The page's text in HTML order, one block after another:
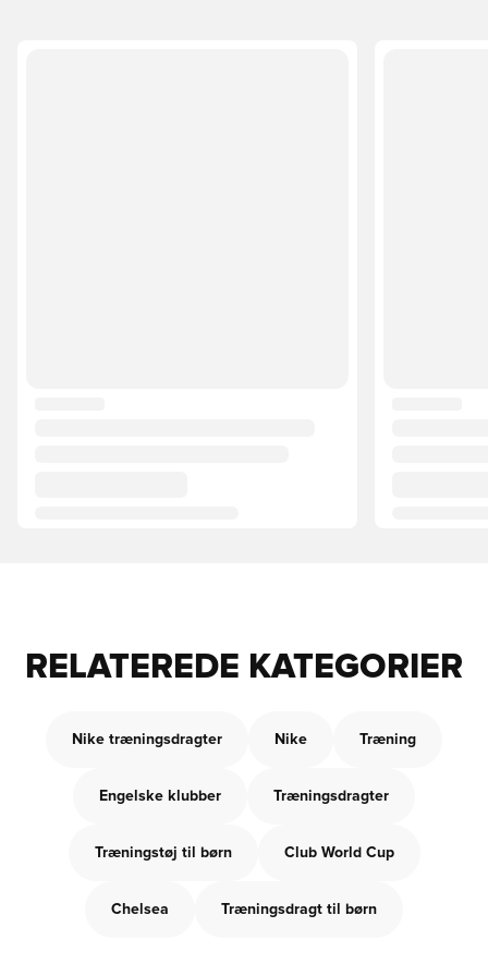
RELATEREDE KATEGORIER
Nike træningsdragter Nike Træning
Engelske klubber Træningsdragter
Træningstøj til børn Club World Cup
Chelsea Træningsdragt til børn